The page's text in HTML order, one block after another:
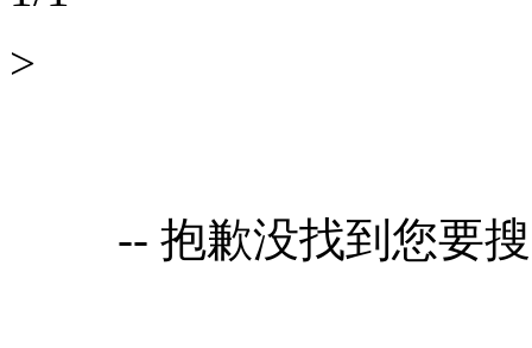
>
-- 抱歉没找到您要